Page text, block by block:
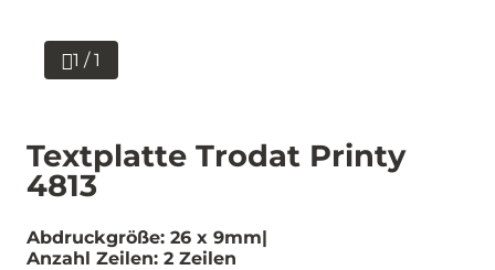
1 / 1
Textplatte Trodat Printy
4813
Abdruckgröße: 26 x 9mm
Anzahl Zeilen: 2 Zeilen